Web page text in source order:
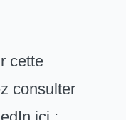
cette
consulter